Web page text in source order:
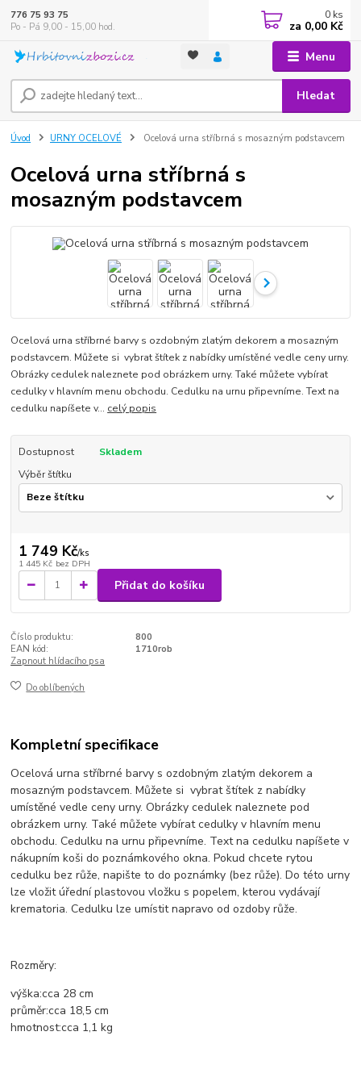
Menu
Hledat
776 75 93 75
Po - Pá 9,00 - 15,00 hod.
0 ks
za 0,00 Kč
Úvod URNY OCELOVÉ Ocelová urna stříbrná s mosazným podstavcem
Ocelová urna stříbrná s
mosazným podstavcem
Ocelová urna stříbrné barvy s ozdobným zlatým dekorem a mosazným
podstavcem. Můžete si vybrat štítek z nabídky umístěné vedle ceny urny.
Obrázky cedulek naleznete pod obrázkem urny. Také můžete vybírat
cedulky v hlavním menu obchodu. Cedulku na urnu připevníme. Text na
cedulku napíšete v... celý popis
Dostupnost
Skladem
Výběr štítku
1 749 Kč/ks
1 445 Kč bez DPH
Přidat do košíku
Číslo produktu:
800
EAN kód:
1710rob
Zapnout hlídacího psa
Do oblíbených
Kompletní specifikace
Ocelová urna stříbrné barvy s ozdobným zlatým dekorem a
mosazným podstavcem. Můžete si vybrat štítek z nabídky
umístěné vedle ceny urny. Obrázky cedulek naleznete pod
obrázkem urny. Také můžete vybírat cedulky v hlavním menu
obchodu. Cedulku na urnu připevníme. Text na cedulku napíšete v
nákupním koši do poznámkového okna. Pokud chcete rytou
cedulku bez růže, napište to do poznámky (bez růže). Do této urny
lze vložit úřední plastovou vložku s popelem, kterou vydávají
krematoria. Cedulku lze umístit napravo od ozdoby růže.
Rozměry:
výška:cca 28 cm
průměr:cca 18,5 cm
hmotnost:cca 1,1 kg